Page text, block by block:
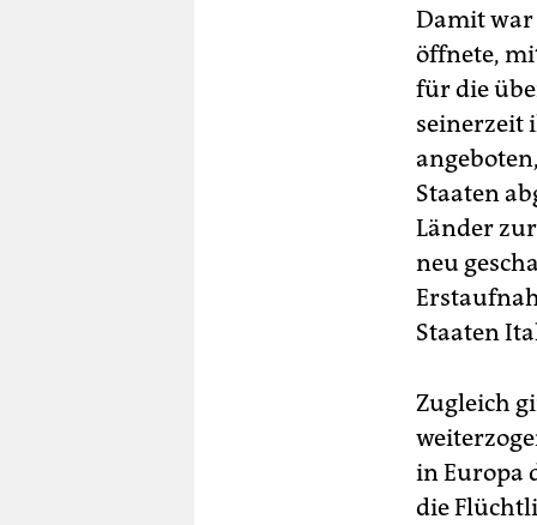
Damit war
öffnete,
für die
seinerzeit
Staaten
Länder
neu
Staaten
Zugleich
in Europa
die